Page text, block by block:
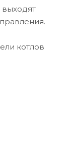
выходят
котлов